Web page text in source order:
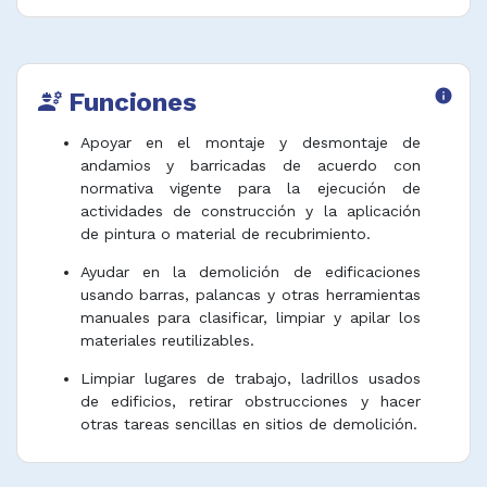
engineering Funciones info
Apoyar en el montaje y desmontaje de
andamios y barricadas de acuerdo con
normativa vigente para la ejecución de
actividades de construcción y la aplicación
de pintura o material de recubrimiento.
Ayudar en la demolición de edificaciones
usando barras, palancas y otras herramientas
manuales para clasificar, limpiar y apilar los
materiales reutilizables.
Limpiar lugares de trabajo, ladrillos usados
de edificios, retirar obstrucciones y hacer
otras tareas sencillas en sitios de demolición.
Retirar escombros y otros desechos de los